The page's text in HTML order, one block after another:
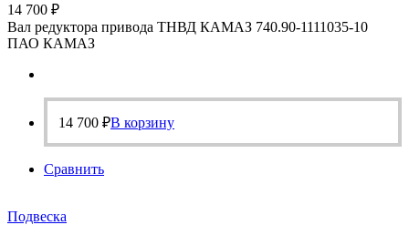
14 700 ₽
Вал редуктора привода ТНВД КАМАЗ 740.90-1111035-10
ПАО КАМАЗ
14 700 ₽В корзину
Сравнить
Подвеска